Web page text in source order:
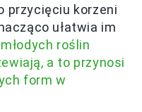
przycięciu korzeni
ułatwia im
roślin
a to przynosi
form w